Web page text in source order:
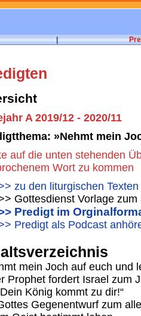
|
A 2019/12 - 2020/11
»Nehmt mein
auf die unten stehenden
Wort zu kommen
zu den liturgischen Texten
Gottesdienst Vorlage
Predigt im
Predigt als Podcast
mein Joch auf euch und
Prophet fordert Israel zum
König kommt zu dir!“
Gegenentwurf zum